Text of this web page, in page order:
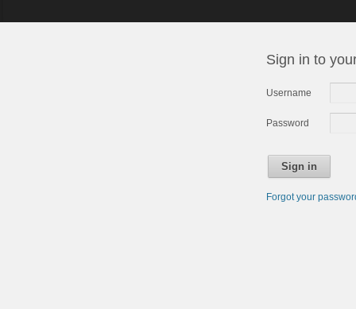
Sign in to
Username
Password
Sign in
Forgot your